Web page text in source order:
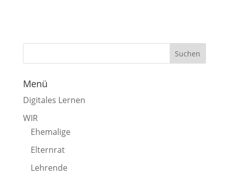
Menü
Digitales Lernen
WIR
Ehemalige
Elternrat
Lehrende